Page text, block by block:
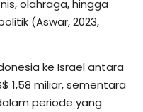
olahraga, hingga
(Aswar, 2023,
ke Israel antara
1,58 miliar, sementara
periode yang